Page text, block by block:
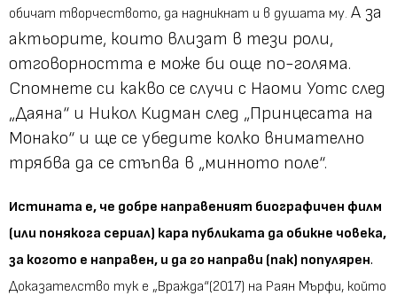
обичат творчеството, да надникнат и в душата му. А за
актьорите, които влизат в тези роли,
отговорността е може би още по-голяма.
Спомнете си какво се случи с Наоми Уотс след
„Даяна“ и Никол Кидман след „Принцесата на
Монако“ и ще се убедите колко внимателно
трябва да се стъпва в „минното поле“.
Истината е, че добре направеният биографичен филм
(или понякога сериал) кара публиката да обикне човека,
за когото е направен, и да го направи (пак) популярен.
Доказателство тук е „Вражда“(2017) на Раян Мърфи, който